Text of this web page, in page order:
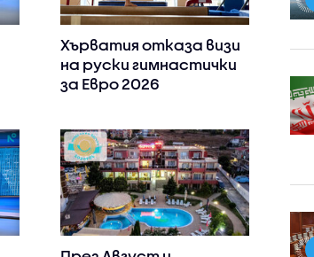
Хърватия отказа визи
на руски гимнастички
за Евро 2026